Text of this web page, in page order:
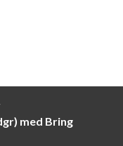
med Bring